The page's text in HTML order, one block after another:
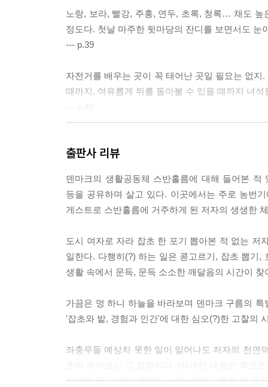
노랑, 보라, 빨강, 주홍, 연두, 초록, 청록… 채도
정도다. 첫날 마주한 뒷마당의 잔디를 보면서도
--- p.39
자전거를 배우는 곳이 꼭 태어난 곳일 필요는 없
때까지, 여유롭게 뒤를 돌아볼 수 있을 때까지 녀
송보송 말라가는 모습을 바라본다. 내게 주어진
한나는 듬직한 리더와 명랑한 꼬마가 한 몸에 다
제대로 하는 사람’이라는 생각이 들었다. 물론 둘
그는 행복지수에 대해 처음 들었을 때 친구들끼리
행복’에 1등 행복의 영예를 씌워 주었다.
--- p.79
‘기계적으로 되는 것’은 역시 기계의 일이지 사람
출판사 리뷰
덴마크의 생활공동체 스반홀름에 대해 들어본
등을 공유하며 살고 있다. 이곳에서는 주로 농번
게스트로 스반홀름에 거주하게 된 저자의 생생한
도시 여자로 자라 잡초 한 포기 뽑아본 적 없는 저
일한다. 다행히(?) 하는 일은 콩고르기, 잡초 뽑기
생활 속에서 문득, 문득 소소한 깨달음의 시간이 찾
가끔은 멍 하니 하늘을 바라보며 덴마크 구름의
'잡초와 밭, 경험과 인간'에 대한 심오(?)한 고찰의
좌충우돌 예상치 못한 일이 일어나도 저자의 천연
다녀온 듯 그곳의 풍경이 눈에 선하다. 물론 책 곳